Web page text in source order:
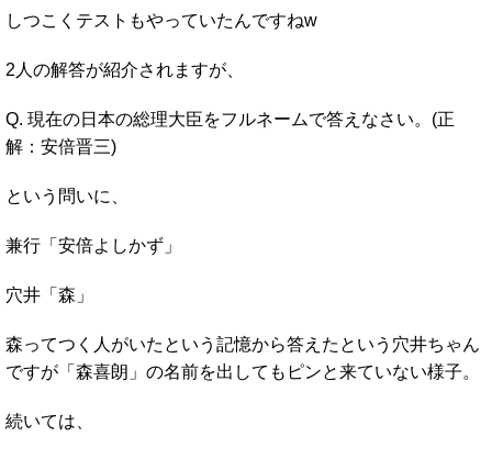
しつこくテストもやっていたんですねw
2人の解答が紹介されますが、
Q. 現在の日本の総理大臣をフルネームで答えなさい。(正
解：安倍晋三)
という問いに、
兼行「安倍よしかず」
穴井「森」
森ってつく人がいたという記憶から答えたという穴井ちゃん
ですが「森喜朗」の名前を出してもピンと来ていない様子。
続いては、